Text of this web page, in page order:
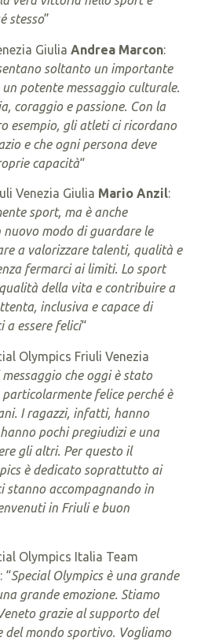
stesso”
Giulia Andrea Marcon:
soltanto un importante
potente messaggio culturale.
coraggio e passione. Con la
esempio, gli atleti ci ricordano
e che ogni persona deve
capacità“
Venezia Giulia Mario Anzil:
sport, ma è anche
modo di guardare le
a valorizzare talenti, qualità e
fermarci ai limiti. Lo sport
della vita e contribuire a
inclusiva e capace di
essere felici“
Olympics Friuli Venezia
messaggio che oggi è stato
felice perché è
I ragazzi, infatti, hanno
pochi pregiudizi e una
gli altri. Per questo il
è dedicato soprattutto ai
stanno accompagnando in
in Friuli e buon
Olympics Italia Team
: “Special Olympics è una grande
grande emozione. Stiamo
grazie al supporto del
mondo sportivo. Vogliamo